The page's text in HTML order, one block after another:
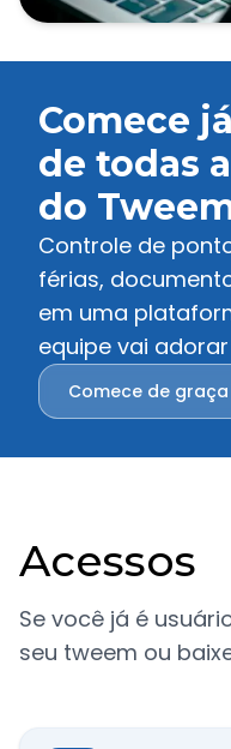
Comece
de todas
do
Controle de
férias,
em uma
equipe vai
Comece de
Acessos
Se você já é
seu tweem ou